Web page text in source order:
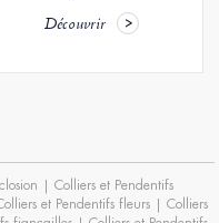
Découvrir
|Colliers et Pendentifs
et Pendentifs fleurs |Colliers